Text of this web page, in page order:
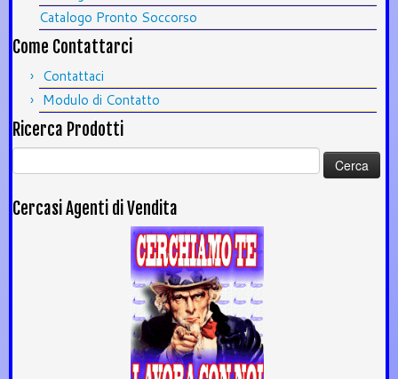
Catalogo Pronto Soccorso
Come Contattarci
Contattaci
Modulo di Contatto
Ricerca Prodotti
Ricerca
per:
Cercasi Agenti di Vendita